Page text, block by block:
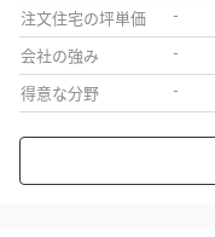
注文住宅の坪単価 -
会社の強み -
得意な分野 -